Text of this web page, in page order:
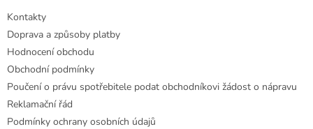
Kontakty
Doprava a způsoby platby
Hodnocení obchodu
Obchodní podmínky
Poučení o právu spotřebitele podat obchodníkovi žádost o nápravu
Reklamační řád
Podmínky ochrany osobních údajů